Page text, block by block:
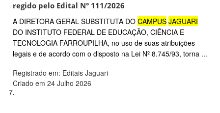
regido pelo Edital N° 111/2026
A DIRETORA GERAL SUBSTITUTA DO CAMPUS JAGUARI
DO INSTITUTO FEDERAL DE EDUCAÇÃO, CIÊNCIA E
TECNOLOGIA FARROUPILHA, no uso de suas atribuições
legais e de acordo com o disposto na Lei Nº 8.745/93, torna ...
Registrado em: Editais Jaguari
Criado em 24 Julho 2026
7.